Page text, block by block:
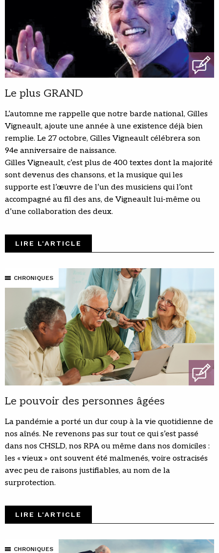
Le plus GRAND
L’automne me rappelle que notre barde national, Gilles
Vigneault, ajoute une année à une existence déjà bien
remplie. Le 27 octobre, Gilles Vigneault célébrera son
94e anniversaire de naissance.
Gilles Vigneault, c’est plus de 400 textes dont la majorité
sont devenus des chansons, et la musique qui les
supporte est l’œuvre de l’un des musiciens qui l’ont
accompagné au fil des ans, de Vigneault lui-même ou
d’une collaboration des deux.
LIRE L'ARTICLE
CHRONIQUES
Le pouvoir des personnes âgées
La pandémie a porté un dur coup à la vie quotidienne de
nos aînés. Ne revenons pas sur tout ce qui s’est passé
dans nos CHSLD, nos RPA ou même dans nos domiciles :
les « vieux » ont souvent été malmenés, voire ostracisés
avec peu de raisons justifiables, au nom de la
surprotection.
LIRE L'ARTICLE
CHRONIQUES